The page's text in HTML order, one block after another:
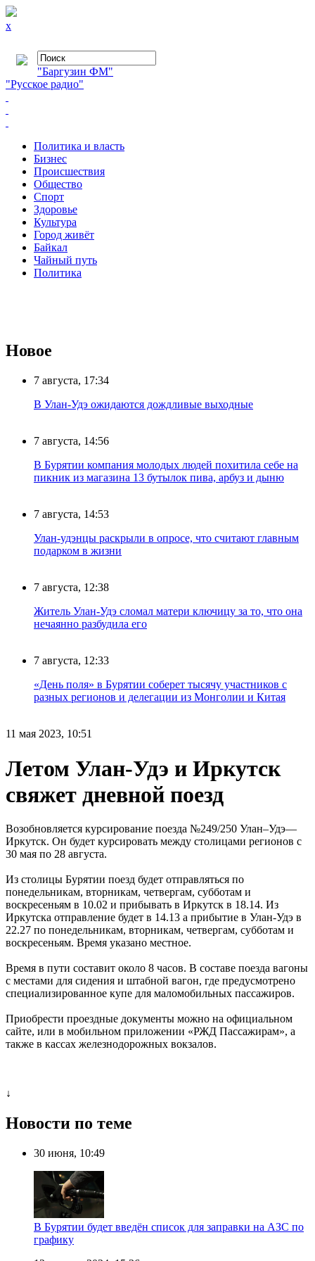
x
"Баргузин ФМ"
"Русское радио"
Политика и власть
Бизнес
Происшествия
Общество
Cпорт
Здоровье
Культура
Город живёт
Байкал
Чайный путь
Политика
Новое
7 августа, 17:34
В Улан-Удэ ожидаются дождливые выходные
7 августа, 14:56
В Бурятии компания молодых людей похитила себе на
пикник из магазина 13 бутылок пива, арбуз и дыню
7 августа, 14:53
Улан-удэнцы раскрыли в опросе, что считают главным
подарком в жизни
7 августа, 12:38
Житель Улан-Удэ сломал матери ключицу за то, что она
нечаянно разбудила его
7 августа, 12:33
«День поля» в Бурятии соберет тысячу участников с
разных регионов и делегации из Монголии и Китая
11 мая 2023, 10:51
Летом Улан-Удэ и Иркутск
свяжет дневной поезд
Возобновляется курсирование поезда №249/250 Улан–Удэ—
Иркутск. Он будет курсировать между столицами регионов с
30 мая по 28 августа.
Из столицы Бурятии поезд будет отправляться по
понедельникам, вторникам, четвергам, субботам и
воскресеньям в 10.02 и прибывать в Иркутск в 18.14. Из
Иркутска отправление будет в 14.13 а прибытие в Улан-Удэ в
22.27 по понедельникам, вторникам, четвергам, субботам и
воскресеньям. Время указано местное.
Время в пути составит около 8 часов. В составе поезда вагоны
с местами для сидения и штабной вагон, где предусмотрено
специализированное купе для маломобильных пассажиров.
Приобрести проездные документы можно на официальном
сайте, или в мобильном приложении «РЖД Пассажирам», а
также в кассах железнодорожных вокзалов.
↓
Новости по теме
30 июня, 10:49
В Бурятии будет введён список для заправки на АЗС по
графику